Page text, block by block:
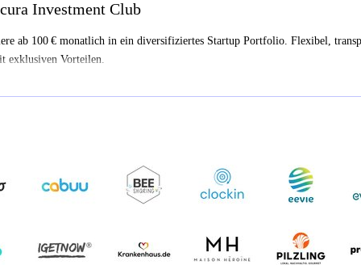
Investment Club
ab 100 € monatlich in ein diversifiziertes Startup Portfolio. Flexibel,
exklusiven Vorteilen.